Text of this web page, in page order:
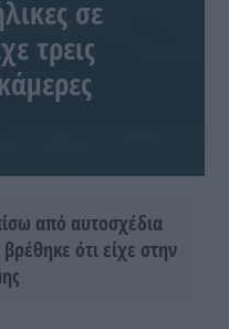
σε
τρεις
από αυτοσχέδια
ότι είχε στην